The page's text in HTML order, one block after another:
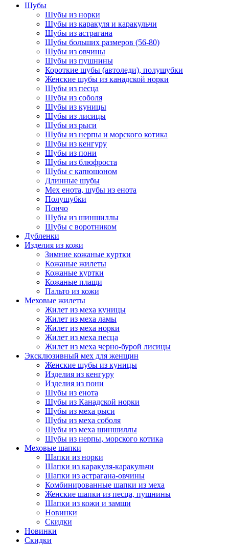
Шубы
Шубы из норки
Шубы из каракуля и каракульчи
Шубы из астрагана
Шубы больших размеров (56-80)
Шубы из овчины
Шубы из пушнины
Короткие шубы (автоледи), полушубки
Женские шубы из канадской норки
Шубы из песца
Шубы из соболя
Шубы из куницы
Шубы из лисицы
Шубы из рыси
Шубы из нерпы и морского котика
Шубы из кенгуру
Шубы из пони
Шубы из блюфроста
Шубы с капюшоном
Длинные шубы
Мех енота, шубы из енота
Полушубки
Пончо
Шубы из шиншиллы
Шубы с воротником
Дубленки
Изделия из кожи
Зимние кожаные куртки
Кожаные жилеты
Кожаные куртки
Кожаные плащи
Пальто из кожи
Меховые жилеты
Жилет из меха куницы
Жилет из меха ламы
Жилет из меха норки
Жилет из меха песца
Жилет из меха черно-бурой лисицы
Эксклюзивный мех для женщин
Женские шубы из куницы
Изделия из кенгуру
Изделия из пони
Шубы из енота
Шубы из Канадской норки
Шубы из меха рыси
Шубы из меха соболя
Шубы из меха шиншиллы
Шубы из нерпы, морского котика
Меховые шапки
Шапки из норки
Шапки из каракуля-каракульчи
Шапки из астрагана-овчины
Комбинированные шапки из меха
Женские шапки из песца, пушнины
Шапки из кожи и замши
Новинки
Скидки
Новинки
Скидки